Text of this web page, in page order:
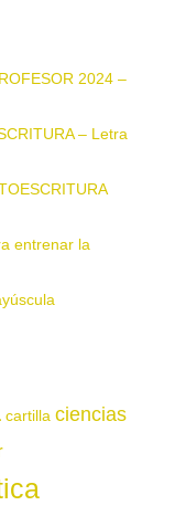
2024 –
– Letra
entrenar la
cartilla ciencias